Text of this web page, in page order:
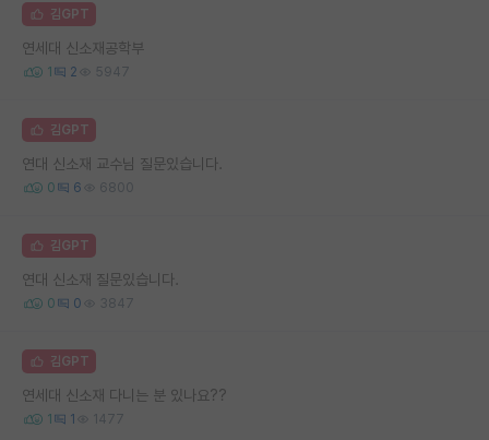
김GPT
연세대 신소재공학부
1 2 5947
김GPT
연대 신소재 교수님 질문있습니다.
0 6 6800
김GPT
연대 신소재 질문있습니다.
0 0 3847
김GPT
연세대 신소재 다니는 분 있나요??
1 1 1477